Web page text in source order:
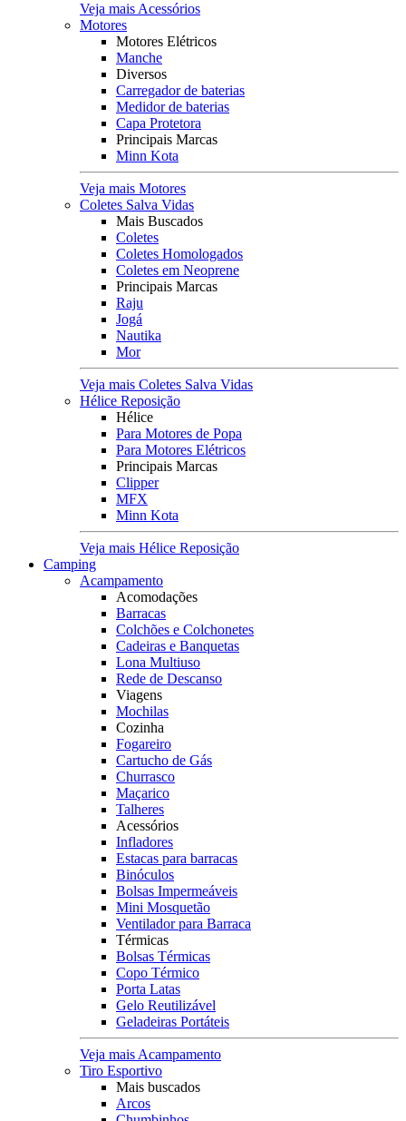
Veja mais Acessórios
Motores
Motores Elétricos
Manche
Diversos
Carregador de baterias
Medidor de baterias
Capa Protetora
Principais Marcas
Minn Kota
Veja mais Motores
Coletes Salva Vidas
Mais Buscados
Coletes
Coletes Homologados
Coletes em Neoprene
Principais Marcas
Raju
Jogá
Nautika
Mor
Veja mais Coletes Salva Vidas
Hélice Reposição
Hélice
Para Motores de Popa
Para Motores Elétricos
Principais Marcas
Clipper
MFX
Minn Kota
Veja mais Hélice Reposição
Camping
Acampamento
Acomodações
Barracas
Colchões e Colchonetes
Cadeiras e Banquetas
Lona Multiuso
Rede de Descanso
Viagens
Mochilas
Cozinha
Fogareiro
Cartucho de Gás
Churrasco
Maçarico
Talheres
Acessórios
Infladores
Estacas para barracas
Binóculos
Bolsas Impermeáveis
Mini Mosquetão
Ventilador para Barraca
Térmicas
Bolsas Térmicas
Copo Térmico
Porta Latas
Gelo Reutilizável
Geladeiras Portáteis
Veja mais Acampamento
Tiro Esportivo
Mais buscados
Arcos